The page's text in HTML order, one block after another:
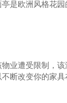
是欧洲风格花
业遭受限制，
断改变你的家具